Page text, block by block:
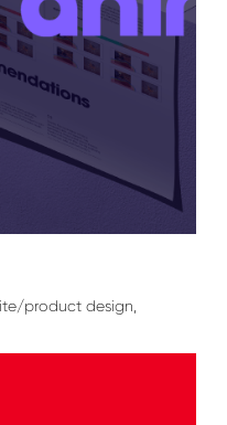
product design,